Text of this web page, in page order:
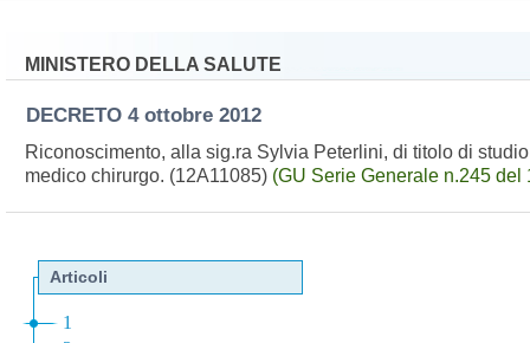
MINISTERO DELLA SALUTE
DECRETO 4 ottobre 2012
Riconoscimento, alla sig.ra Sylvia Peterlini, di titolo di
medico chirurgo. (12A11085) (GU Serie Generale n.245 del